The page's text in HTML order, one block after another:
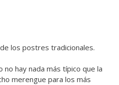
los postres tradicionales.
no hay nada más típico que la
merengue para los más